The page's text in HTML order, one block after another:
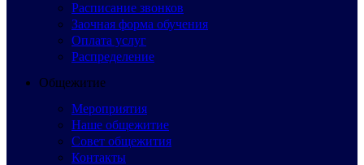
Расписание звонков
Заочная форма обучения
Оплата услуг
Распределение
Общежитие
Мероприятия
Наше общежитие
Совет общежития
Контакты